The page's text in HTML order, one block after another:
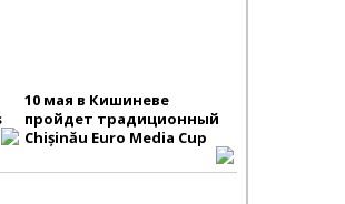
10 мая в Кишиневе
пройдет традиционный
Chișinău Euro Media Cup